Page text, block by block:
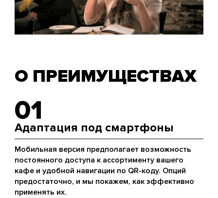
О ПРЕИМУЩЕСТВАХ
01
Адаптация под смартфоны
Мобильная версия предполагает возможность
постоянного доступа к ассортименту вашего
кафе и удобной навигации по QR-коду. Опций
предостаточно, и мы покажем, как эффективно
применять их.